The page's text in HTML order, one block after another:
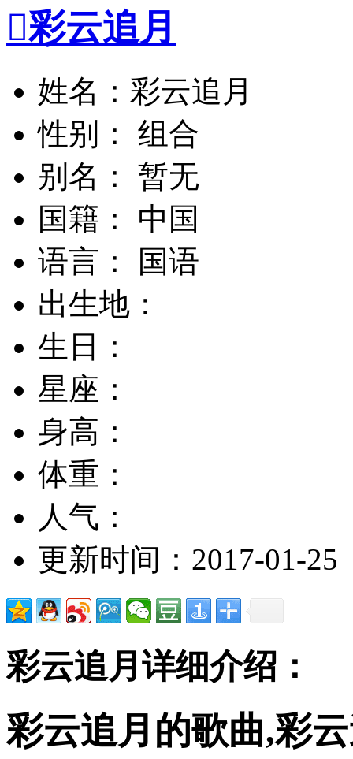
彩云追月
姓名：彩云追月
性别： 组合
别名： 暂无
国籍： 中国
语言： 国语
出生地：
生日：
星座：
身高：
体重：
人气：
更新时间：2017-01-25
彩云追月详细介绍：
彩云追月的歌曲,彩